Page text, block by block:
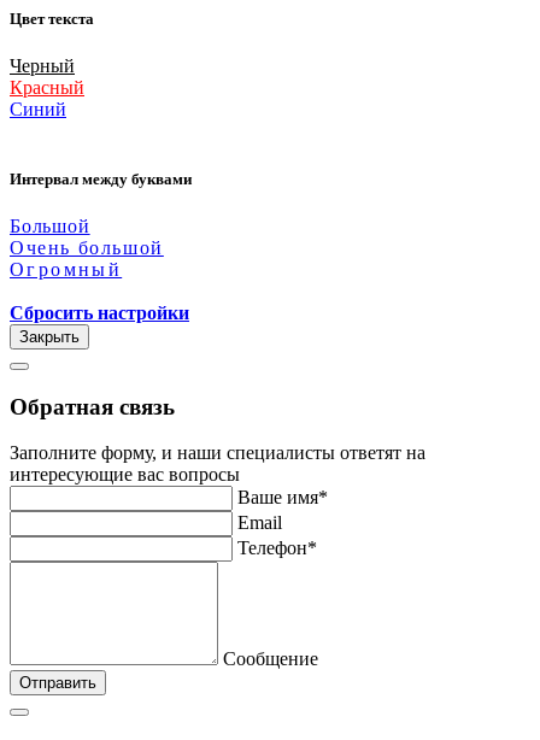
Цвет текста
Черный
Красный
Синий
Интервал между буквами
Большой
Очень большой
Огромный
Сбросить настройки
Закрыть
Обратная связь
Заполните форму, и наши специалисты ответят на
интересующие вас вопросы
Ваше имя*
Email
Телефон*
Сообщение
Отправить